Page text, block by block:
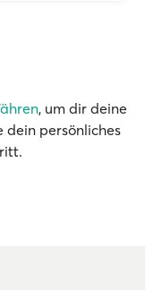
, um dir deine
dein persönliches